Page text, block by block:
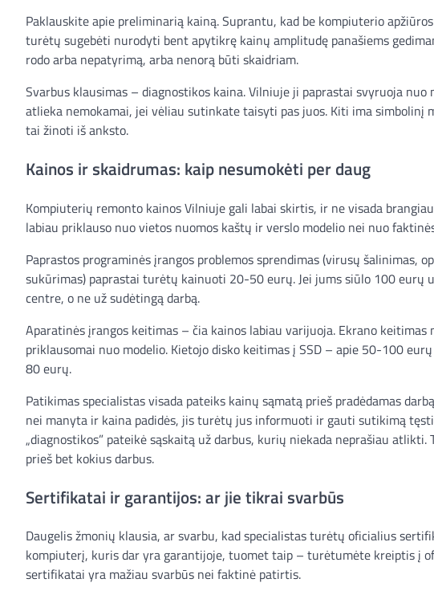
Paklauskite apie preliminarią kainą. Suprantu, kad be kompiuterio
turėtų sugebėti nurodyti bent apytikrę kainų amplitudę panašiems
rodo arba nepatyrimą, arba nenorą būti skaidriam.
Svarbus klausimas – diagnostikos kaina. Vilniuje ji paprastai svyruoja
atlieka nemokamai, jei vėliau sutinkate taisyti pas juos. Kiti ima
tai žinoti iš anksto.
Kainos ir skaidrumas: kaip nesumokėti per daug
Kompiuterių remonto kainos Vilniuje gali labai skirtis, ir ne visada
labiau priklauso nuo vietos nuomos kaštų ir verslo modelio nei nuo
Paprastos programinės įrangos problemos sprendimas (virusų šalinimas,
sukūrimas) paprastai turėtų kainuoti 20-50 eurų. Jei jums siūlo 100 eurų
centre, o ne už sudėtingą darbą.
Aparatinės įrangos keitimas – čia kainos labiau varijuoja. Ekrano
priklausomai nuo modelio. Kietojo disko keitimas į SSD – apie 50-100
80 eurų.
Patikimas specialistas visada pateiks kainų sąmatą prieš pradėdamas
nei manyta ir kaina padidės, jis turėtų jus informuoti ir gauti sutikimą
„diagnostikos” pateikė sąskaitą už darbus, kurių niekada neprašiau
prieš bet kokius darbus.
Sertifikatai ir garantijos: ar jie tikrai svarbūs
Daugelis žmonių klausia, ar svarbu, kad specialistas turėtų oficialius
kompiuterį, kuris dar yra garantijoje, tuomet taip – turėtumėte kreiptis į
sertifikatai yra mažiau svarbūs nei faktinė patirtis.